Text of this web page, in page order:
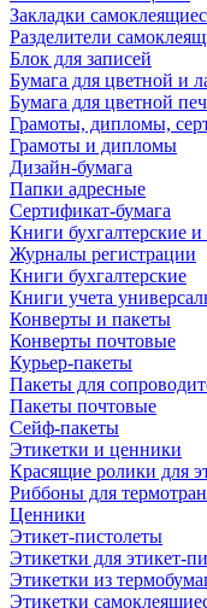
Закладки
Разделители
Блок для записей
Бумага для цветной и
Бумага для цветной
Грамоты, дипломы,
Грамоты и дипломы
Дизайн-бумага
Папки адресные
Сертификат-бумага
Книги бухгалтерские
Журналы регистрации
Книги бухгалтерские
Книги учета
Конверты и пакеты
Конверты почтовые
Курьер-пакеты
Пакеты для
Пакеты почтовые
Сейф-пакеты
Этикетки и ценники
Красящие ролики для
Риббоны для
Ценники
Этикет-пистолеты
Этикетки для этикет-
Этикетки из
Этикетки